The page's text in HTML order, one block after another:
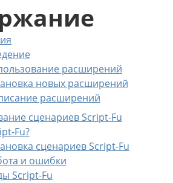
расширений
новых расширений
расширений
сценариев Script-Fu
Fu?
сценариев Script-Fu
и ошибки
Script-Fu